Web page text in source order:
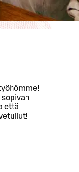
sopivan
että